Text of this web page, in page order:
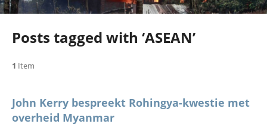
Posts tagged with ‘ASEAN’
1 Item
John Kerry bespreekt Rohingya-kwestie met
overheid Myanmar